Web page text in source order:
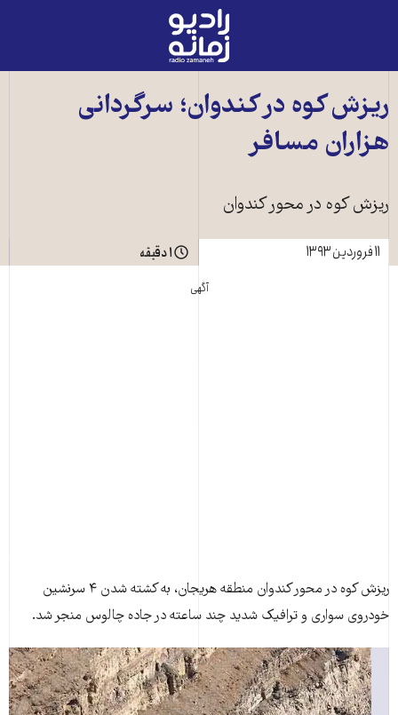
رادیو
زمانه
صفحه
ریزش کوه در کندوان؛ سرگردانی
هزاران مسافر
ریزش کوه در محور کندوان
۱۱ فروردین ۱۳۹۳
۱ دقیقه
آگهی
ریزش کوه در محور کندوان منطقه هریجان، به کشته شدن ۴ سرنشین
خودروی سواری و ترافیک شدید چند ساعته در جاده چالوس منجر شد.